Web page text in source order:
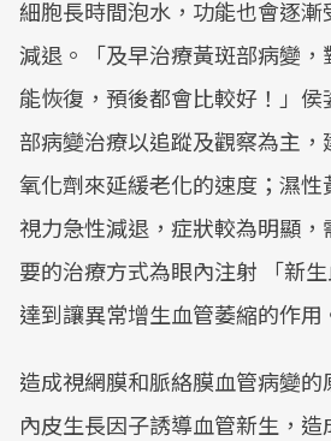
細胞長時間泡水，功能也會逐
減退。「及早治療黃斑部病變
能恢復，預後都會比較好！」
部病變治療以追蹤及觀察為主
氧化劑來延緩老化的速度；濕
視力急性減退，症狀較為明顯
要的治療方式為眼內注射 「新
達到讓異常增生血管萎縮的作用
造成視網膜和脈絡膜血管病變
內皮生長因子誘導血管新生，